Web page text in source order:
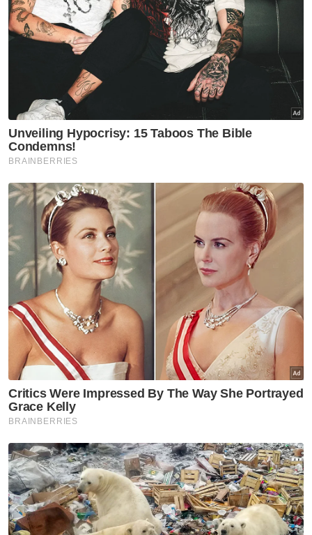
Pengurus syarikat rugi RM2.08 juta terpedaya
sindiket tipu pelaburan
Sultan Nazrin terima serahan zakat 5 syarikat
RM3.56 juta kepada MAIPk
Selain itu, beliau memaklumkan projek
Selangor Maritime Gateway (SMG) bagi Zon
6 (Kampung Sungai Kandis ke Alam Impian)
dan Zon 8 (Kota Kemuning ke Kampung
Lombong) setakat 31 Jan lepas telah
dijangka siap sepenuhnya tahun hadapan.
Katanya, projek tersebut bukan sahaja akan
meningkatkan kapasiti tetapi juga tahap
kualiti dan kuantiti air sungai selaras dengan
hasrat kerajaan negeri menjadikan Sungai
Klang sebagai sumber bekalan air mampan.
Dalam pada itu, Sultan Sharafuddin turut